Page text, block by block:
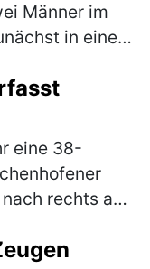
Männer im
in einen
(mehr)
eine 38-
rechts auf
(mehr)